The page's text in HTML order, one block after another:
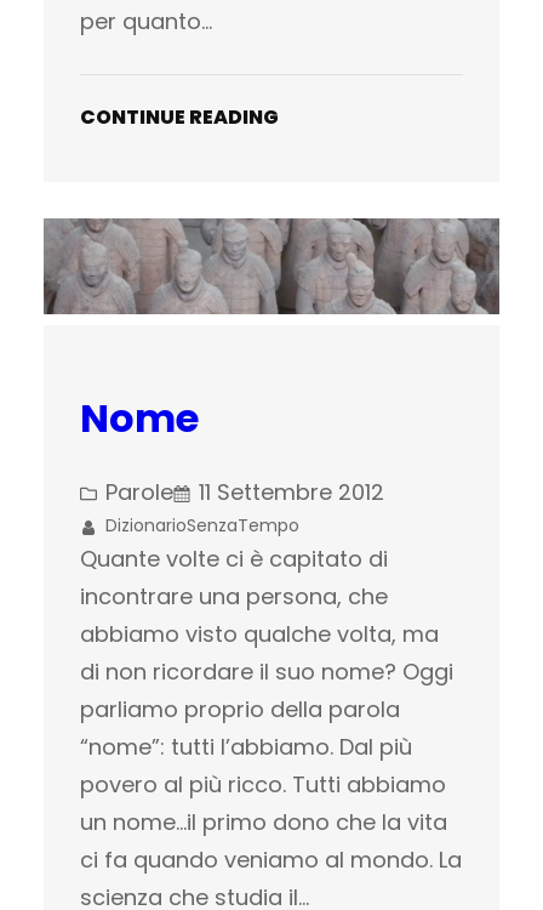
per quanto…
CONTINUE READING
Nome
Parole 11 Settembre 2012
DizionarioSenzaTempo
Quante volte ci è capitato di
incontrare una persona, che
abbiamo visto qualche volta, ma
di non ricordare il suo nome? Oggi
parliamo proprio della parola
“nome”: tutti l’abbiamo. Dal più
povero al più ricco. Tutti abbiamo
un nome…il primo dono che la vita
ci fa quando veniamo al mondo. La
scienza che studia il…